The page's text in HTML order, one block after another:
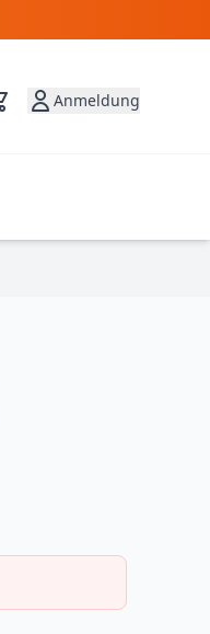
Anmeldung